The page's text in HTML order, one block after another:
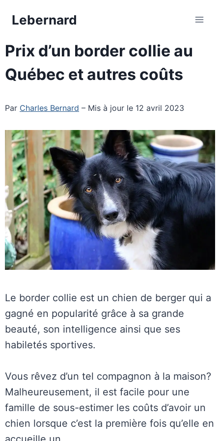
Lebernard
Prix d’un border collie au
Québec et autres coûts
Par Charles Bernard – Mis à jour le 12 avril 2023
Le border collie est un chien de berger qui a
gagné en popularité grâce à sa grande
beauté, son intelligence ainsi que ses
habiletés sportives.
Vous rêvez d’un tel compagnon à la maison?
Malheureusement, il est facile pour une
famille de sous-estimer les coûts d’avoir un
chien lorsque c’est la première fois qu’elle en